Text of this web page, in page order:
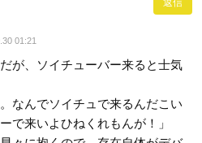
01:21
が、ソイチューバー来ると士気
なんでソイチュで来るんだこい
で来いよひねくれもんが！」